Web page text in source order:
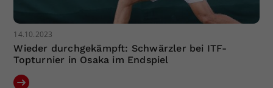
14.10.2023
Wieder durchgekämpft: Schwärzler bei ITF-
Topturnier in Osaka im Endspiel